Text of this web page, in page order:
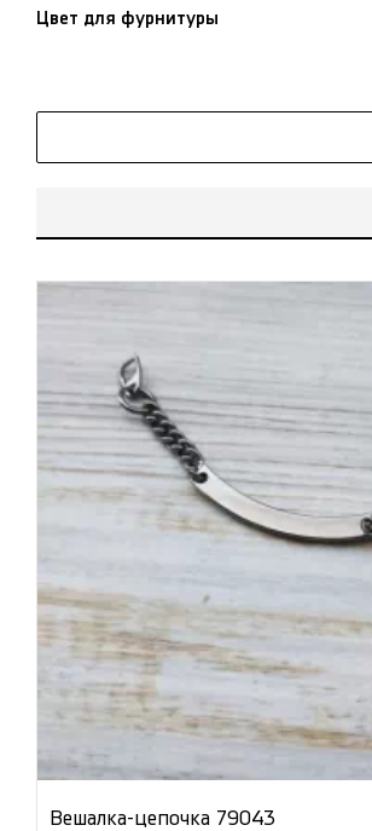
Цвет для фурнитуры
Вешалка-цепочка 79043